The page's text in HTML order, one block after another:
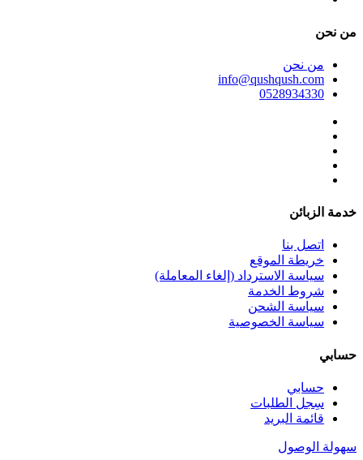
ﻣﻦ ﻧﺤﻦ
ﻣﻦ ﻧﺤﻦ
info@qushqush.com
0528934330
خدمة الزبائن
اتصل بنا
خريطة الموقع
سياسة الاسترداد (إلغاء المعاملة)
شروط الخدمة
سياسة الشحن
سياسة الخصوصية
حسابي
حسابي
سِجل الطلبات
قائمة البريد
سهولة الوصول